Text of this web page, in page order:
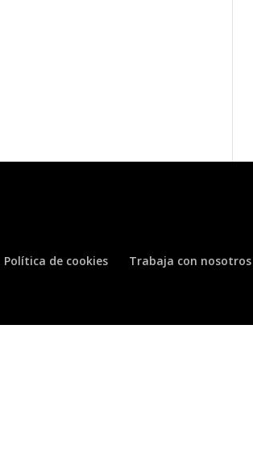
Política de cookies Trabaja con nosotros